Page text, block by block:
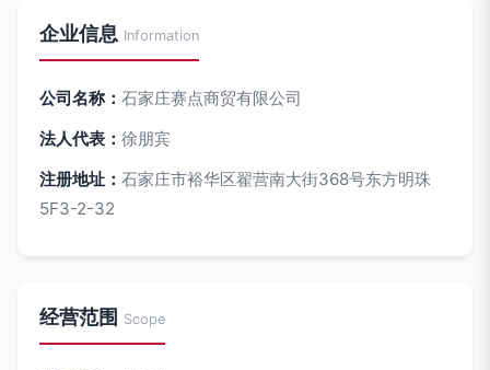
企业信息 Information
公司名称： 石家庄赛点商贸有限公司
法人代表： 徐朋宾
注册地址： 石家庄市裕华区翟营南大街368号东方明珠
5F3-2-32
经营范围 Scope